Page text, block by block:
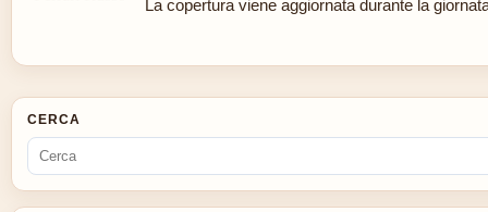
La copertura viene aggiornata durante la
CERCA